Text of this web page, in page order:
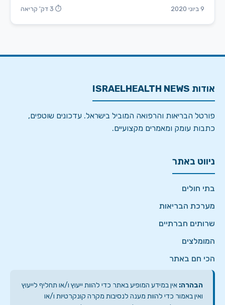
9 ביוני 2020 ⏱ 3 דק' קריאה
אודות ISRAELHEALTH NEWS
פורטל הבריאות והרפואה המוביל בישראל. עדכונים שוטפים,
כתבות עומק ומאמרים מקצועיים.
ניווט באתר
בתי חולים
מערכת הבריאות
שרותים חברתיים
המומלצים
הכי חם באתר
הבהרה: אין במידע המופיע באתר כדי להוות ייעוץ ו/או תחליף לייעוץ
ואין באמור כדי להוות מענה לנסיבות מקרה קונקרטיות ו/או